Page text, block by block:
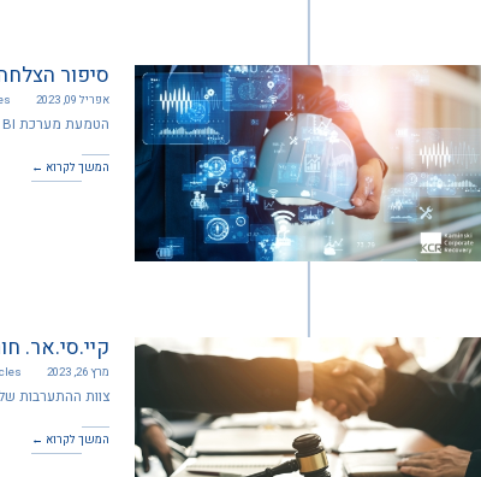
סיפור
אפריל 09, 2023
הטמעת מערכת BI במסגרת הפעילות של חברת Mr. Sprinkler עושה פלאים
המשך לקרוא ←
קיי.סי.אר.
מרץ 26, 2023
צוות ההתערבות של KCR מסייע במתווה הסדר נושים עבור חברת יונט קרדיט
המשך לקרוא ←